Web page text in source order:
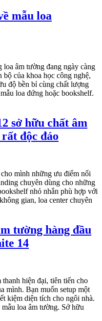
mẫu loa
âm tường đang ngày càng
của khoa học công nghệ,
độ bền bỉ cùng chất lượng
loa đứng hoặc bookshelf.
sở hữu chất âm
độc đáo
mình những ưu điểm nổi
chuyên dùng cho những
nhỏ nhắn phù hợp với
gian, loa center chuyên
tường hàng đầu
14
hiện đại, tiên tiến cho
mình. Bạn muốn setup một
kiệm diện tích cho ngôi nhà.
loa âm tường. Sở hữu